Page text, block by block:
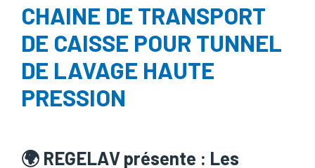
CHAINE DE TRANSPORT
DE CAISSE POUR TUNNEL
DE LAVAGE HAUTE
PRESSION
🌍 REGELAV présente : Les